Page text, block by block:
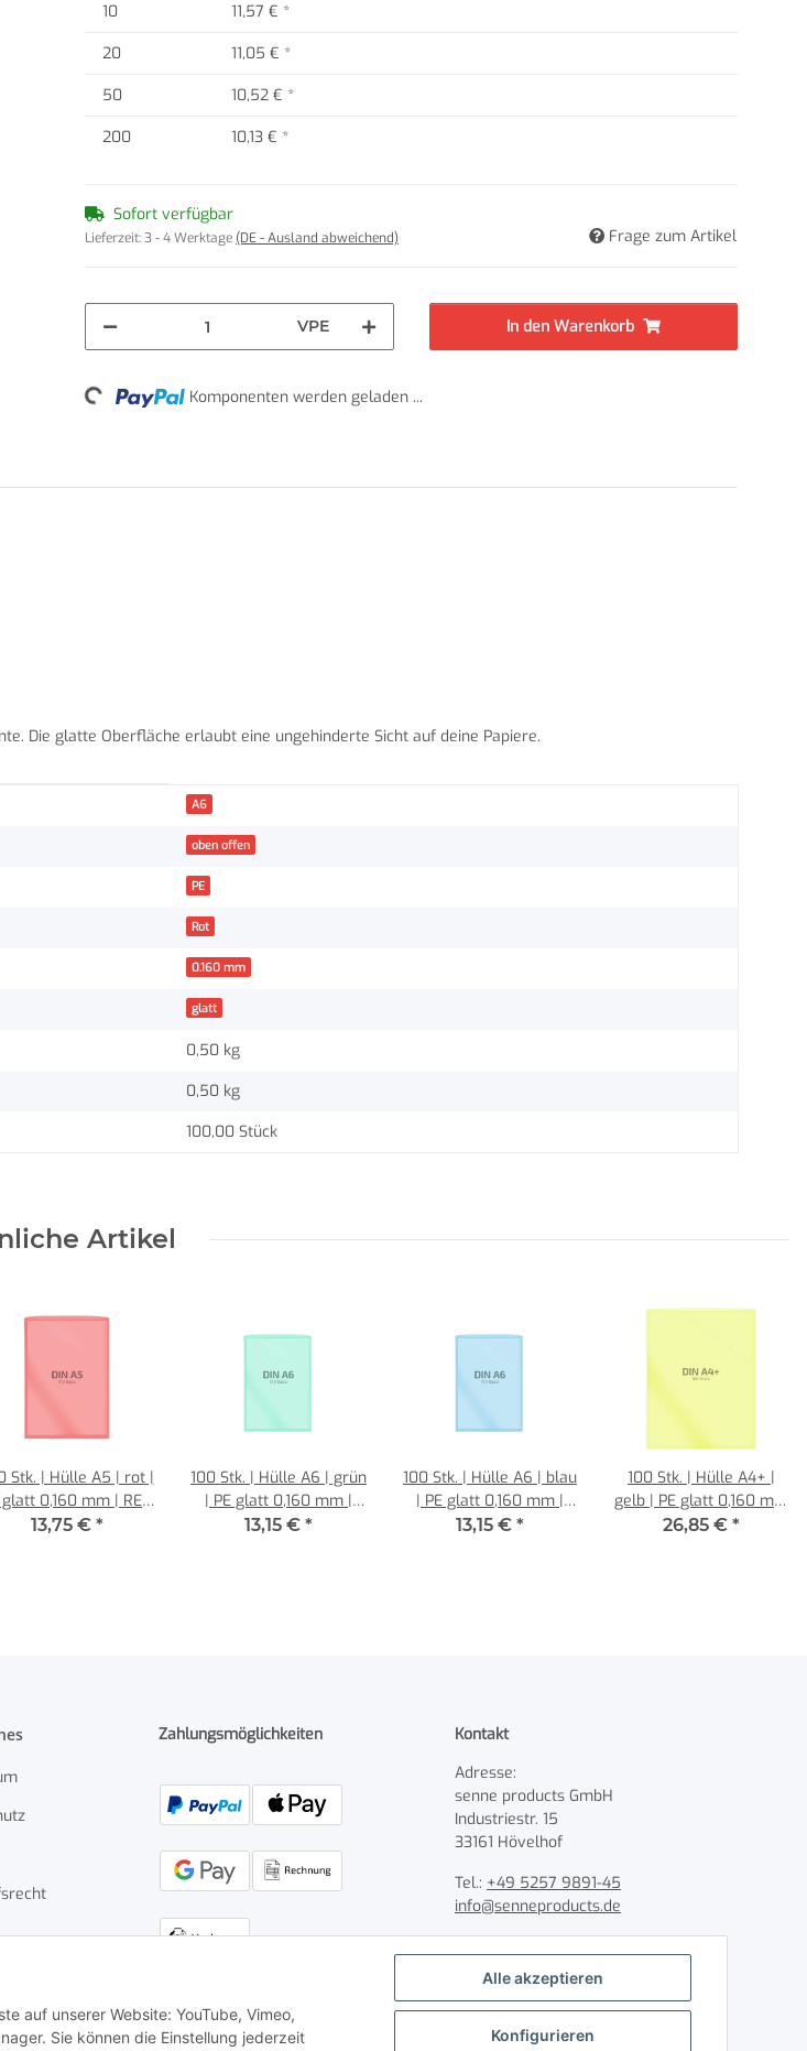
Alle akzeptieren
Konfigurieren
auf unserer Website: YouTube, Vimeo,
Sie können die Einstellung jederzeit
10
11,57 € *
20
11,05 € *
50
10,52 € *
200
10,13 € *
Sofort verfügbar
Lieferzeit:3 - 4 Werktage (DE - Ausland abweichend) Frage zum Artikel
VPE In den Warenkorb
Loading... Komponenten werden geladen ...
Die glatte Oberfläche erlaubt eine ungehinderte Sicht auf deine Papiere.
A6
oben offen
PE
Rot
0.160 mm
glatt
0,50 kg
0,50 kg
100,00 Stück
Artikel
Stk. | Hülle A5 | rot |
glatt 0,160 mm | REIF
Hamburg
13,75 € *
100 Stk. | Hülle A6 | grün
| PE glatt 0,160 mm |
REIF Hamburg
13,15 € *
100 Stk. | Hülle A6 | blau
| PE glatt 0,160 mm |
REIF Hamburg
13,15 € *
100 Stk. | Hülle A4+ |
gelb | PE glatt 0,160 mm
| REIF Hamburg
26,85 € *
Zahlungsmöglichkeiten
Kontakt
Adresse:
senne products GmbH
Industriestr. 15
33161 Hövelhof
Tel.: +49 5257 9891-45
info@senneproducts.de
Mo.-Do.: 8:00-16:30 Uhr
Fr.: 8:00-13:00 Uhr